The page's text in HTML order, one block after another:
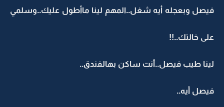
فيصل وبعجله أيه شغل..المهم لينا ماأطول عليك..وسلمي
على خالتك..!!
لينا طيب فيصل..أنت ساكن بهالفندق..
فيصل أيه..